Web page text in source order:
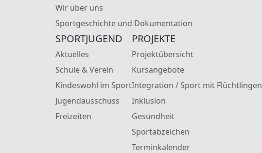
Wir über uns
Sportgeschichte und Dokumentation
SPORTJUGEND
Aktuelles
Schule & Verein
Kindeswohl im Sport
Jugendausschuss
Freizeiten
PROJEKTE
Projektübersicht
Kursangebote
Integration / Sport mit Flüchtlingen
Inklusion
Gesundheit
Sportabzeichen
Terminkalender